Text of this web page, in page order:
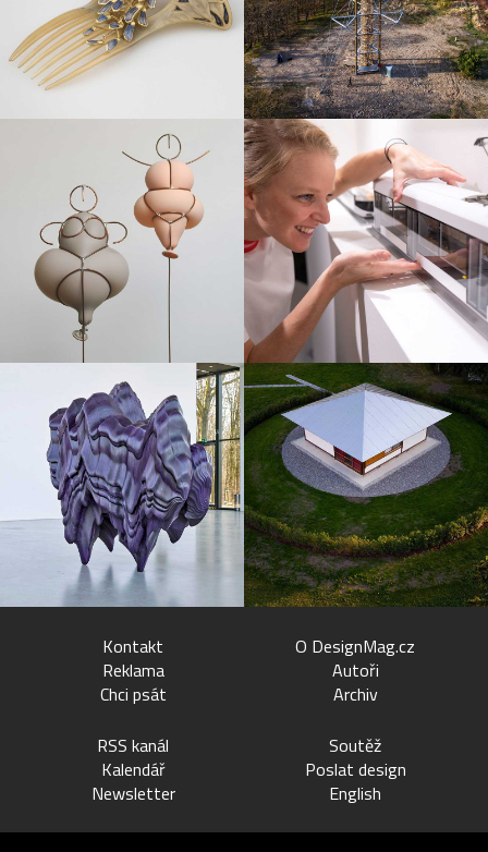
Kontakt
Reklama
Chci psát
O DesignMag.cz
Autoři
Archiv
RSS kanál
Kalendář
Newsletter
Soutěž
Poslat design
English